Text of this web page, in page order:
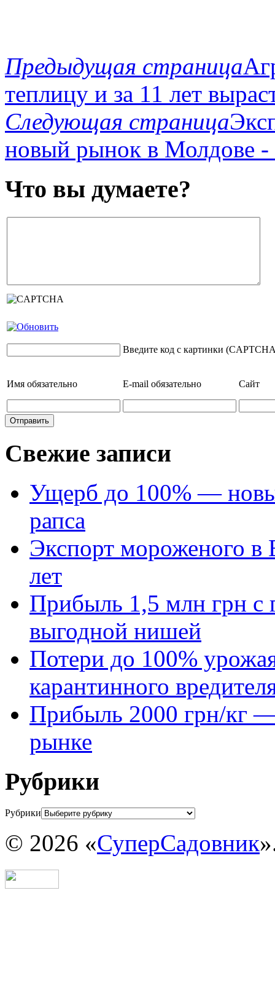
Предыдущая страница
теплицу и за 11 лет
Следующая страница
новый рынок в Молдове -
Что вы думаете?
Введите код с картинки
Имя обязательно E-mail обязательно Сайт
Свежие записи
Ущерб до 100% —
рапса
Экспорт мороженого в
лет
Прибыль 1,5 млн грн с
выгодной нишей
Потери до 100%
карантинного
Прибыль 2000 грн/кг —
рынке
Рубрики
Рубрики
© 2026 «СуперСадовник